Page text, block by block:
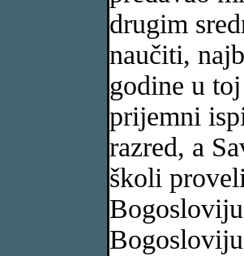
drugim
naučiti,
godine u
prijemni
razred, a
školi